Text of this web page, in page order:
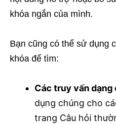
khóa ngắn của mình.
Bạn cũng có thể sử dụng
khóa để tìm:
Các truy vấn dạng
dụng chúng cho
trang Câu hỏi